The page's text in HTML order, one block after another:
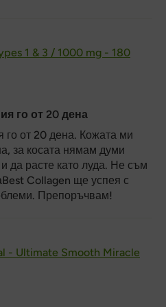
1 & 3 / 1000 mg - 180
го от 20 дена
го от 20 дена. Кожата ми
за косата нямам думи
да расте като луда. Не съм
Collagen ще успея с
Препоръчвам!
- Ultimate Smooth Miracle